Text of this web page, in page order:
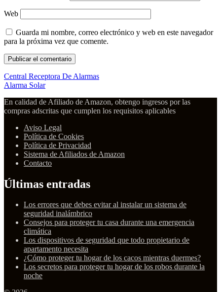
Web
Guarda mi nombre, correo electrónico y web en este navegador
para la próxima vez que comente.
Central Receptora De Alarmas
Alarma Solar
En calidad de Afiliado de Amazon, obtengo ingresos por las
compras adscritas que cumplen los requisitos aplicables
Aviso Legal
Política de Cookies
Política de Privacidad
Sistema de Afiliados de Amazon
Contacto
Últimas entradas
Los errores que debes evitar al instalar un sistema de
seguridad inalámbrico
Consejos para proteger tu casa durante una emergencia
climática
Los dispositivos de seguridad que todo propietario de
apartamento necesita
¿Cómo proteger tu hogar de los cacos mientras duermes?
Los secretos para proteger tu hogar de los robos durante la
noche